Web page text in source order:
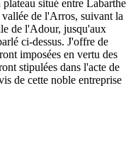
situé entre Labarthe
de l'Arros, suivant la
de l'Adour, jusqu'aux
ci-dessus. J'offre de
imposées en vertu des
stipulées dans l'acte de
de cette noble entreprise